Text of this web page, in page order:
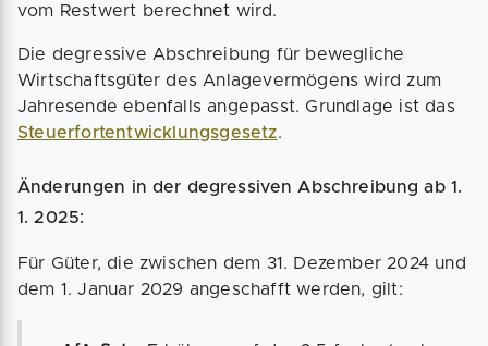
vom Restwert berechnet wird.
Die degressive Abschreibung für bewegliche
Wirtschaftsgüter des Anlagevermögens wird zum
Jahresende ebenfalls angepasst. Grundlage ist das
Steuerfortentwicklungsgesetz.
Änderungen in der degressiven Abschreibung ab 1.
1. 2025:
Für Güter, die zwischen dem 31. Dezember 2024 und
dem 1. Januar 2029 angeschafft werden, gilt: